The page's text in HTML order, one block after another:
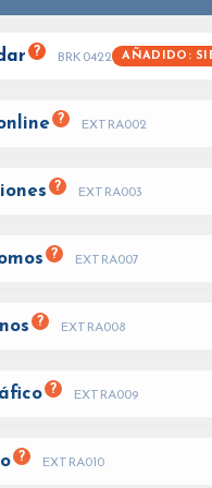
? BRK0422 AÑADIDO:
? EXTRA002
? EXTRA003
? EXTRA007
? EXTRA008
? EXTRA009
? EXTRA010